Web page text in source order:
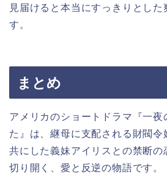
見届けると本当にすっきりとした
す。
まとめ
アメリカのショートドラマ『一夜
た』は、継母に支配される財閥令
共にした義妹アイリスとの禁断の
切り開く、愛と反逆の物語です。